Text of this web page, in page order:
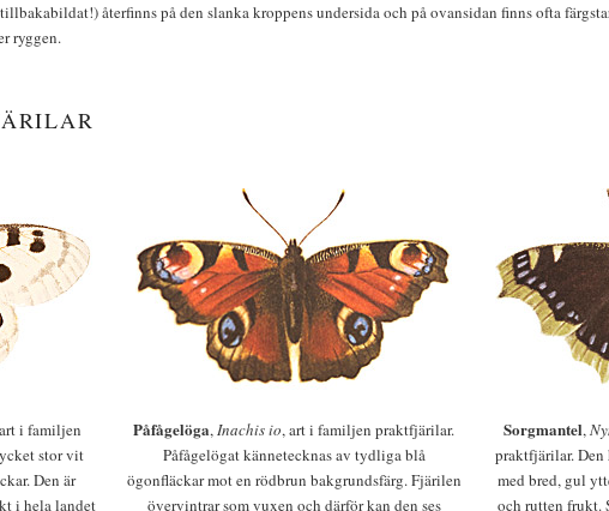
återfinns på den slanka kroppens undersida och på ovansidan finns ofta
ryggen.
i familjen
stor vit
Den är
i hela landet
Påfågelöga,Inachis io, art i familjen praktfjärilar.
Påfågelögat kännetecknas av tydliga blå
ögonfläckar mot en rödbrun bakgrundsfärg. Fjärilen
övervintrar som vuxen och därför kan den ses
Sorgmantel,
praktfjärilar. Den
med bred, gul
och rutten frukt.